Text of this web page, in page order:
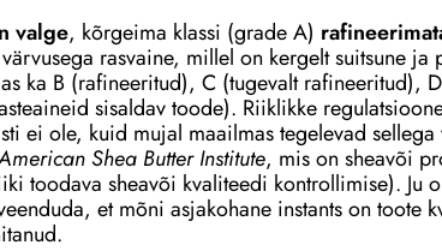
valge, kõrgeima klassi (grade A)
rasvaine, millel on kergelt suitsune ja
ka B (rafineeritud), C (tugevalt rafineeritud),
sisaldav toode). Riiklikke
ei ole, kuid mujal maailmas tegelevad
Shea Butter Institute, mis on sheavõi
toodava sheavõi kvaliteedi kontrollimise). Ju
et mõni asjakohane instants on toote